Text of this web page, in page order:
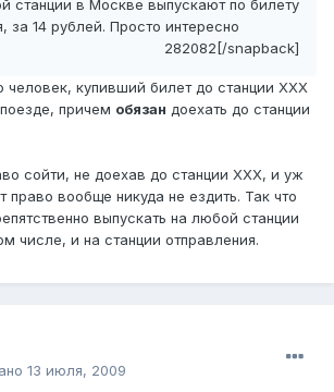
станции в Москве выпускают по билету
за 14 рублей. Просто интересно
282082[/snapback]
человек, купивший билет до станции ХХХ
причем обязан доехать до станции
сойти, не доехав до станции ХХХ, и уж
право вообще никуда не ездить. Так что
выпускать на любой станции
числе, и на станции отправления.
13 июля, 2009